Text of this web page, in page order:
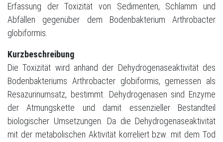
Erfassung der Toxizität von Sedimenten, Schlamm und
Abfällen gegenüber dem Bodenbakterium Arthrobacter
globiformis.
Kurzbeschreibung
Die Toxizität wird anhand der Dehydrogenaseaktivität des
Bodenbakteriums Arthrobacter globiformis, gemessen als
Resazurinumsatz, bestimmt. Dehydrogenasen sind Enzyme
der Atmungskette und damit essenzieller Bestandteil
biologischer Umsetzungen. Da die Dehydrogenaseaktivität
mit der metabolischen Aktivität korreliert bzw. mit dem Tod